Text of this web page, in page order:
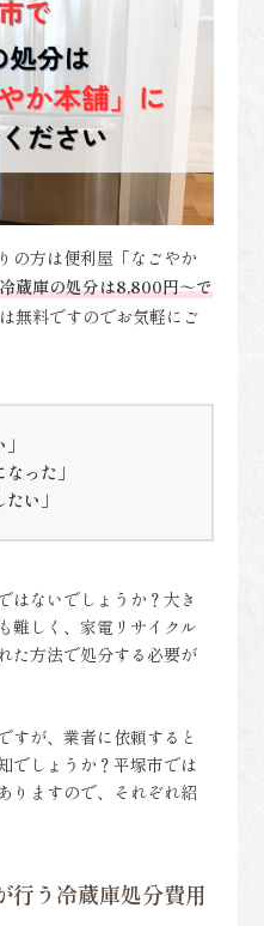
の方は便利屋「なごやか
冷蔵庫の処分は8,800円～で
無料ですのでお気軽にご
った」
い」
はないでしょうか？大き
難しく、家電リサイクル
た方法で処分する必要が
すが、業者に依頼すると
でしょうか？平塚市では
りますので、それぞれ紹
行う冷蔵庫処分費用